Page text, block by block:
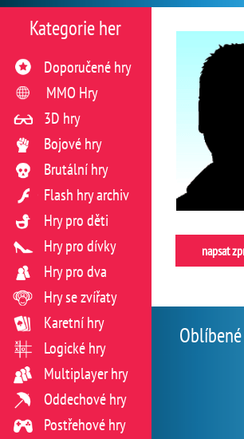
napsat
Kategorie her
Doporučené hry
MMO Hry
3D hry
Bojové hry
Brutální hry
Flash hry archiv
Hry pro děti
Hry pro dívky
Hry pro dva
Hry se zvířaty
Karetní hry
Logické hry
Multiplayer hry
Oddechové hry
Postřehové hry